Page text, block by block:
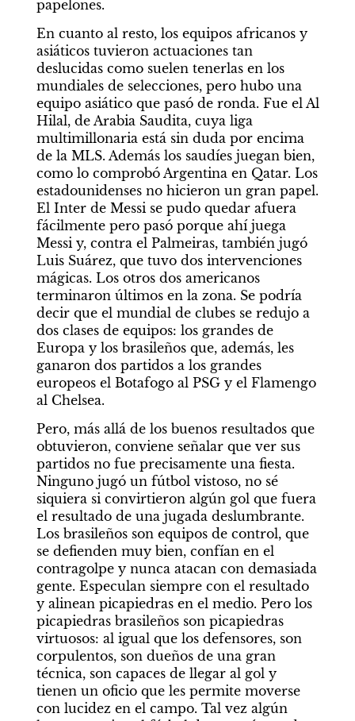
papelones.
En cuanto al resto, los equipos africanos y
asiáticos tuvieron actuaciones tan
deslucidas como suelen tenerlas en los
mundiales de selecciones, pero hubo una
equipo asiático que pasó de ronda. Fue el Al
Hilal, de Arabia Saudita, cuya liga
multimillonaria está sin duda por encima
de la MLS. Además los saudíes juegan bien,
como lo comprobó Argentina en Qatar. Los
estadounidenses no hicieron un gran papel.
El Inter de Messi se pudo quedar afuera
fácilmente pero pasó porque ahí juega
Messi y, contra el Palmeiras, también jugó
Luis Suárez, que tuvo dos intervenciones
mágicas. Los otros dos americanos
terminaron últimos en la zona. Se podría
decir que el mundial de clubes se redujo a
dos clases de equipos: los grandes de
Europa y los brasileños que, además, les
ganaron dos partidos a los grandes
europeos el Botafogo al PSG y el Flamengo
al Chelsea.
Pero, más allá de los buenos resultados que
obtuvieron, conviene señalar que ver sus
partidos no fue precisamente una fiesta.
Ninguno jugó un fútbol vistoso, no sé
siquiera si convirtieron algún gol que fuera
el resultado de una jugada deslumbrante.
Los brasileños son equipos de control, que
se defienden muy bien, confían en el
contragolpe y nunca atacan con demasiada
gente. Especulan siempre con el resultado
y alinean picapiedras en el medio. Pero los
picapiedras brasileños son picapiedras
virtuosos: al igual que los defensores, son
corpulentos, son dueños de una gran
técnica, son capaces de llegar al gol y
tienen un oficio que les permite moverse
con lucidez en el campo. Tal vez algún